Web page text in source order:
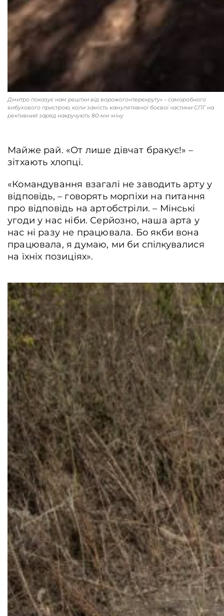
Дмитро показує нам рештки від ворожого«перекруту» – саморобного
вибухового пристрою, коли замість камулятивної боєвої частини СПГ на
рективний заряд накручують 80-мм міну
Майже рай. «От лише дівчат бракує!» –
зітхають хлопці.
«Командування взагалі не заводить арту у
відповідь, – говорять морпіхи на питання
про відповідь на артобстріли. – Мінські
угоди у нас ніби. Серйозно, наша арта у
нас ні разу не працювала. Бо якби вона
працювала, я думаю, ми би спілкувалися
на їхніх позиціях».